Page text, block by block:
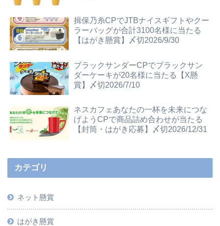
揖保乃糸CPでJTBナイスギフトやクー
ラーバッグが合計3100名様に当たる
【はがき懸賞】〆切2026/9/30
ブラックサンダーCPでブラックサン
ダーケーキが20名様に当たる【X懸
賞】〆切2026/7/10
ネスカフェあなたの一杯を未来につな
げようCPで商品詰め合わせが当たる
【封筒・はがき応募】〆切2026/12/31
カテゴリ
ネット懸賞
はがき懸賞